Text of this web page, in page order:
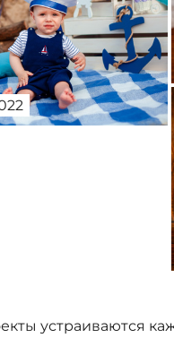
устраиваются